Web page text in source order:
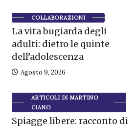
COLLABORAZIONI
La vita bugiarda degli
adulti: dietro le quinte
dell’adolescenza
Agosto 9, 2026
ARTICOLI DI MARTINO
CIANO
Spiagge libere: racconto di